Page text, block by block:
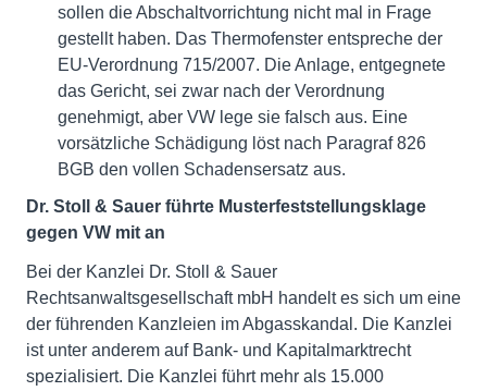
sollen die Abschaltvorrichtung nicht mal in Frage
gestellt haben. Das Thermofenster entspreche der
EU-Verordnung 715/2007. Die Anlage, entgegnete
das Gericht, sei zwar nach der Verordnung
genehmigt, aber VW lege sie falsch aus. Eine
vorsätzliche Schädigung löst nach Paragraf 826
BGB den vollen Schadensersatz aus.
Dr. Stoll & Sauer führte Musterfeststellungsklage
gegen VW mit an
Bei der Kanzlei Dr. Stoll & Sauer
Rechtsanwaltsgesellschaft mbH handelt es sich um eine
der führenden Kanzleien im Abgasskandal. Die Kanzlei
ist unter anderem auf Bank- und Kapitalmarktrecht
spezialisiert. Die Kanzlei führt mehr als 15.000